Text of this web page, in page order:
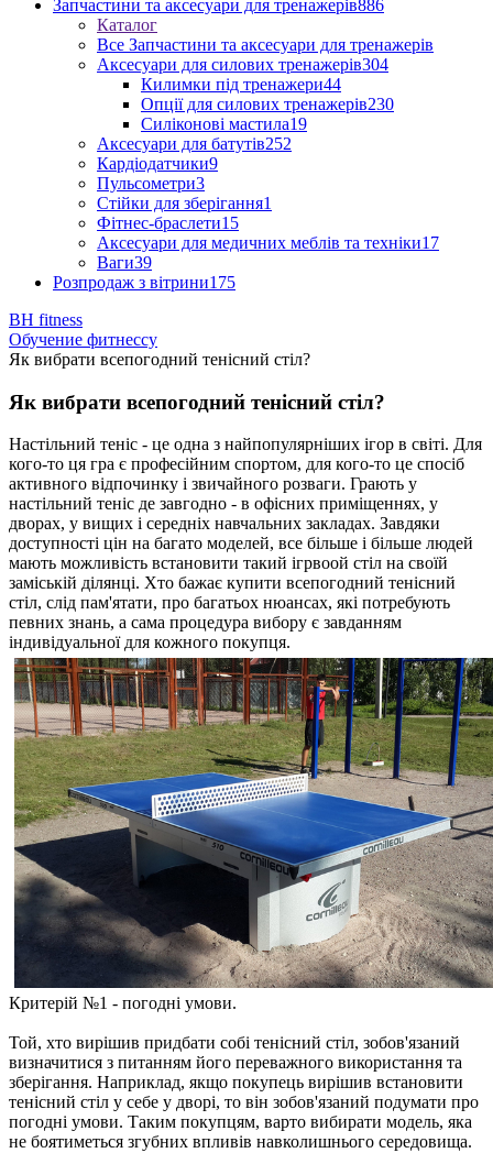
Запчастини та аксесуари для тренажерів886
Каталог
Все Запчастини та аксесуари для тренажерів
Аксесуари для силових тренажерів304
Килимки під тренажери44
Опції для силових тренажерів230
Силіконові мастила19
Аксесуари для батутів252
Кардіодатчики9
Пульсометри3
Стійки для зберігання1
Фітнес-браслети15
Аксесуари для медичних меблів та техніки17
Ваги39
Розпродаж з вітрини175
BH fitness
Обучение фитнессу
Як вибрати всепогодний тенісний стіл?
Як вибрати всепогодний тенісний стіл?
Настільний теніс - це одна з найпопулярніших ігор в світі. Для
кого-то ця гра є професійним спортом, для кого-то це спосіб
активного відпочинку і звичайного розваги. Грають у
настільний теніс де завгодно - в офісних приміщеннях, у
дворах, у вищих і середніх навчальних закладах. Завдяки
доступності цін на багато моделей, все більше і більше людей
мають можливість встановити такий ігрвоой стіл на своїй
заміській ділянці. Хто бажає купити всепогодний тенісний
стіл, слід пам'ятати, про багатьох нюансах, які потребують
певних знань, а сама процедура вибору є завданням
індивідуальної для кожного покупця.
Критерій №1 - погодні умови.
Той, хто вирішив придбати собі тенісний стіл, зобов'язаний
визначитися з питанням його переважного використання та
зберігання. Наприклад, якщо покупець вирішив встановити
тенісний стіл у себе у дворі, то він зобов'язаний подумати про
погодні умови. Таким покупцям, варто вибирати модель, яка
не боятиметься згубних впливів навколишнього середовища.